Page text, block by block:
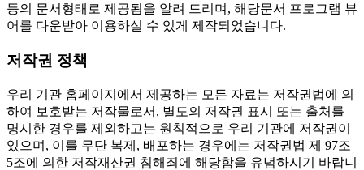
등의 문서형태로 제공됨을 알려 드리며, 해당문서 프로그램 뷰
어를 다운받아 이용하실 수 있게 제작되었습니다.
저작권 정책
우리 기관 홈페이지에서 제공하는 모든 자료는 저작권법에 의
하여 보호받는 저작물로서, 별도의 저작권 표시 또는 출처를
명시한 경우를 제외하고는 원칙적으로 우리 기관에 저작권이
있으며, 이를 무단 복제, 배포하는 경우에는 저작권법 제 97조
5조에 의한 저작재산권 침해죄에 해당함을 유념하시기 바랍니